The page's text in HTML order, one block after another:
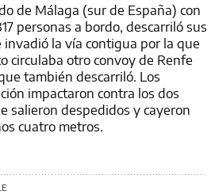
de Málaga (sur de España) con
personas a bordo, descarriló sus
la vía contigua por la que
circulaba otro convoy de Renfe
también descarriló. Los
impactaron contra los dos
salieron despedidos y cayeron
cuatro metros.